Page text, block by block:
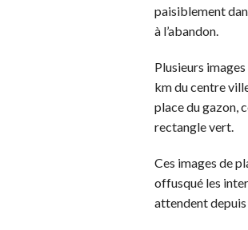
paisiblement
à l’abandon.
Plusieurs
km du centre
place du gazon,
rectangle vert.
Ces images de
offusqué les
attendent depuis